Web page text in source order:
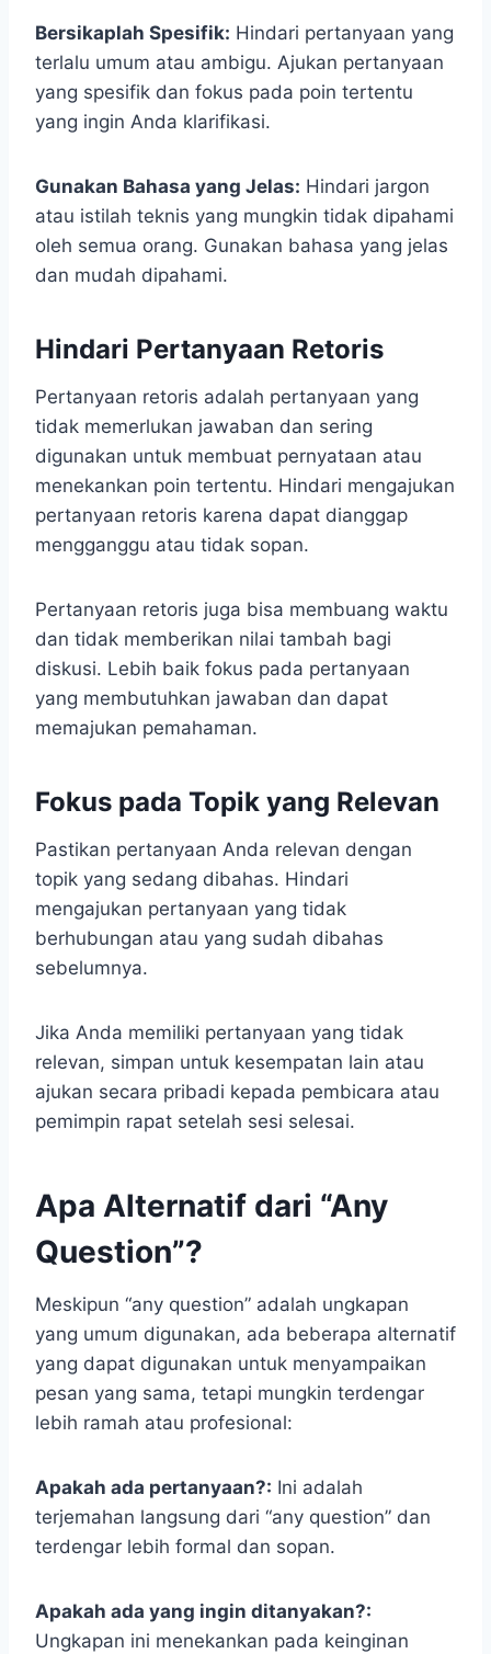
Bersikaplah Spesifik: Hindari pertanyaan yang
terlalu umum atau ambigu. Ajukan pertanyaan
yang spesifik dan fokus pada poin tertentu
yang ingin Anda klarifikasi.
Gunakan Bahasa yang Jelas: Hindari jargon
atau istilah teknis yang mungkin tidak dipahami
oleh semua orang. Gunakan bahasa yang jelas
dan mudah dipahami.
Hindari Pertanyaan Retoris
Pertanyaan retoris adalah pertanyaan yang
tidak memerlukan jawaban dan sering
digunakan untuk membuat pernyataan atau
menekankan poin tertentu. Hindari mengajukan
pertanyaan retoris karena dapat dianggap
mengganggu atau tidak sopan.
Pertanyaan retoris juga bisa membuang waktu
dan tidak memberikan nilai tambah bagi
diskusi. Lebih baik fokus pada pertanyaan
yang membutuhkan jawaban dan dapat
memajukan pemahaman.
Fokus pada Topik yang Relevan
Pastikan pertanyaan Anda relevan dengan
topik yang sedang dibahas. Hindari
mengajukan pertanyaan yang tidak
berhubungan atau yang sudah dibahas
sebelumnya.
Jika Anda memiliki pertanyaan yang tidak
relevan, simpan untuk kesempatan lain atau
ajukan secara pribadi kepada pembicara atau
pemimpin rapat setelah sesi selesai.
Apa Alternatif dari “Any
Question”?
Meskipun “any question” adalah ungkapan
yang umum digunakan, ada beberapa alternatif
yang dapat digunakan untuk menyampaikan
pesan yang sama, tetapi mungkin terdengar
lebih ramah atau profesional:
Apakah ada pertanyaan?: Ini adalah
terjemahan langsung dari “any question” dan
terdengar lebih formal dan sopan.
Apakah ada yang ingin ditanyakan?:
Ungkapan ini menekankan pada keinginan